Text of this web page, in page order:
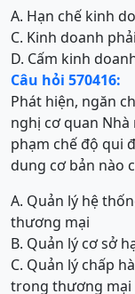
A. Hạn chế kinh
C. Kinh doanh
D. Cấm kinh
Câu hỏi 570416:
Phát hiện, ngăn
nghị cơ quan
phạm chế độ qui
dung cơ bản nào
A. Quản lý hệ
thương mại
B. Quản lý cơ sở
C. Quản lý chấp
trong thương mại